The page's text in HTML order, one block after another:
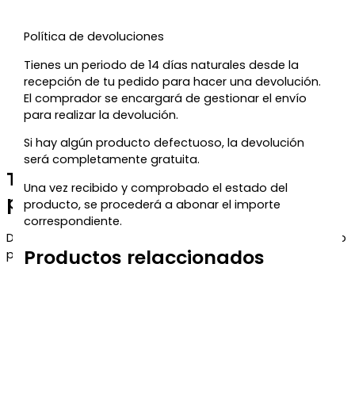
Política de devoluciones
Tienes un periodo de 14 días naturales desde la
recepción de tu pedido para hacer una devolución.
El comprador se encargará de gestionar el envío
para realizar la devolución.
Si hay algún producto defectuoso, la devolución
será completamente gratuita.
Una vez recibido y comprobado el estado del
producto, se procederá a abonar el importe
correspondiente.
Productos relaccionados
Te regalamos un 5% de descuento
para tu próxima compra
Déjanos tu correo y te enviaremos el código de descuento
para que puedas aprovecharlo en tu próximo pedido.